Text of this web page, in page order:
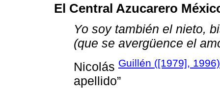
El Central Azucarero
Yo soy también el nieto,
(que se avergüence el
Nicolás Guillén ([1979], 1996)
apellido”